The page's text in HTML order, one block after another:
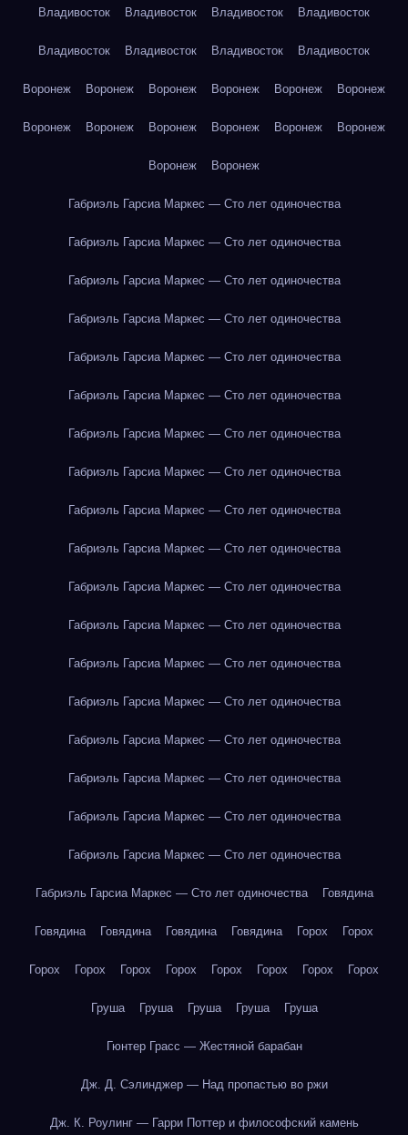
Владивосток Владивосток Владивосток Владивосток
Владивосток Владивосток Владивосток Владивосток
Воронеж Воронеж Воронеж Воронеж Воронеж Воронеж
Воронеж Воронеж Воронеж Воронеж Воронеж Воронеж
Воронеж Воронеж
Габриэль Гарсиа Маркес — Сто лет одиночества
Габриэль Гарсиа Маркес — Сто лет одиночества
Габриэль Гарсиа Маркес — Сто лет одиночества
Габриэль Гарсиа Маркес — Сто лет одиночества
Габриэль Гарсиа Маркес — Сто лет одиночества
Габриэль Гарсиа Маркес — Сто лет одиночества
Габриэль Гарсиа Маркес — Сто лет одиночества
Габриэль Гарсиа Маркес — Сто лет одиночества
Габриэль Гарсиа Маркес — Сто лет одиночества
Габриэль Гарсиа Маркес — Сто лет одиночества
Габриэль Гарсиа Маркес — Сто лет одиночества
Габриэль Гарсиа Маркес — Сто лет одиночества
Габриэль Гарсиа Маркес — Сто лет одиночества
Габриэль Гарсиа Маркес — Сто лет одиночества
Габриэль Гарсиа Маркес — Сто лет одиночества
Габриэль Гарсиа Маркес — Сто лет одиночества
Габриэль Гарсиа Маркес — Сто лет одиночества
Габриэль Гарсиа Маркес — Сто лет одиночества
Габриэль Гарсиа Маркес — Сто лет одиночества Говядина
Говядина Говядина Говядина Говядина Горох Горох
Горох Горох Горох Горох Горох Горох Горох Горох
Груша Груша Груша Груша Груша
Гюнтер Грасс — Жестяной барабан
Дж. Д. Сэлинджер — Над пропастью во ржи
Дж. К. Роулинг — Гарри Поттер и философский камень